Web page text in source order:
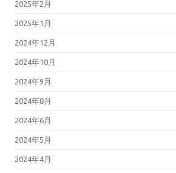
2025年2月
2025年1月
2024年12月
2024年10月
2024年9月
2024年8月
2024年6月
2024年5月
2024年4月